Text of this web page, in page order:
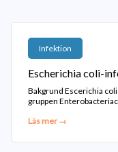
Infektion
Escherichia coli-
Bakgrund Escerichia
gruppen
Läs mer →